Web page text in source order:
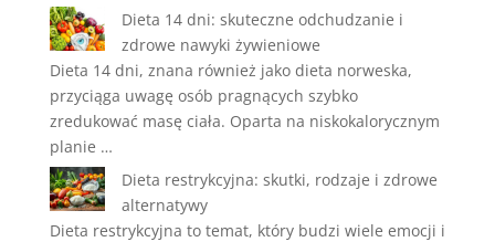
Dieta 14 dni: skuteczne odchudzanie i
zdrowe nawyki żywieniowe
Dieta 14 dni, znana również jako dieta norweska,
przyciąga uwagę osób pragnących szybko
zredukować masę ciała. Oparta na niskokalorycznym
planie …
Dieta restrykcyjna: skutki, rodzaje i zdrowe
alternatywy
Dieta restrykcyjna to temat, który budzi wiele emocji i